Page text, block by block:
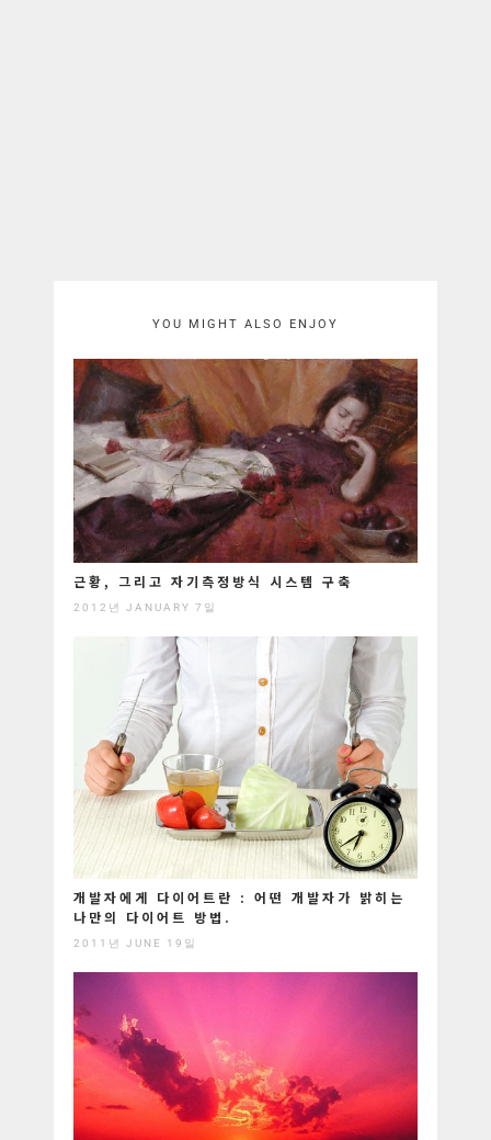
YOU MIGHT ALSO ENJOY
근황, 그리고 자기측정방식 시스템 구축
2012년 JANUARY 7일
개발자에게 다이어트란 : 어떤 개발자가 밝히는
나만의 다이어트 방법.
2011년 JUNE 19일